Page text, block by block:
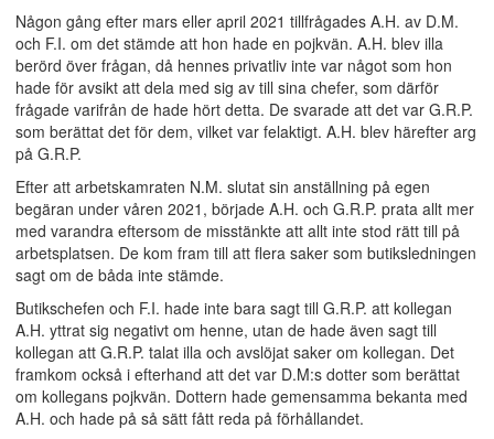
Någon gång efter mars eller april 2021 tillfrågades A.H. av D.M.
och F.I. om det stämde att hon hade en pojkvän. A.H. blev illa
berörd över frågan, då hennes privatliv inte var något som hon
hade för avsikt att dela med sig av till sina chefer, som därför
frågade varifrån de hade hört detta. De svarade att det var G.R.P.
som berättat det för dem, vilket var felaktigt. A.H. blev härefter arg
på G.R.P.
Efter att arbetskamraten N.M. slutat sin anställning på egen
begäran under våren 2021, började A.H. och G.R.P. prata allt mer
med varandra eftersom de misstänkte att allt inte stod rätt till på
arbetsplatsen. De kom fram till att flera saker som butiksledningen
sagt om de båda inte stämde.
Butikschefen och F.I. hade inte bara sagt till G.R.P. att kollegan
A.H. yttrat sig negativt om henne, utan de hade även sagt till
kollegan att G.R.P. talat illa och avslöjat saker om kollegan. Det
framkom också i efterhand att det var D.M:s dotter som berättat
om kollegans pojkvän. Dottern hade gemensamma bekanta med
A.H. och hade på så sätt fått reda på förhållandet.